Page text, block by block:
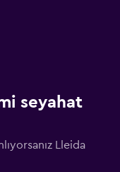
seyahat
Lleida